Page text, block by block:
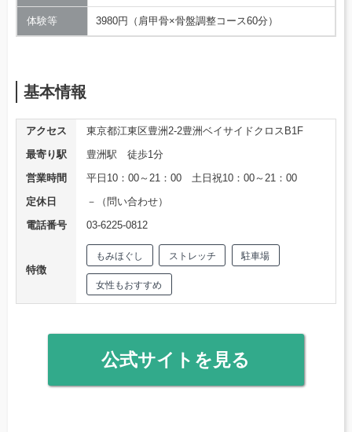
体験等 3980円（肩甲骨×骨盤調整コース60分）
基本情報
アクセス
東京都江東区豊洲2-2豊洲ベイサイドクロスB1F
最寄り駅
豊洲駅 徒歩1分
営業時間
平日10：00～21：00 土日祝10：00～21：00
定休日
－（問い合わせ）
電話番号
03-6225-0812
特徴
もみほぐし ストレッチ 駐車場
女性もおすすめ
公式サイトを見る